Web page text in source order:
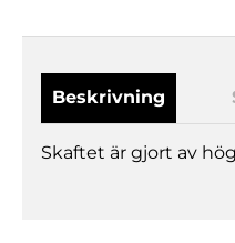
Beskrivning
Skaftet är gjort av